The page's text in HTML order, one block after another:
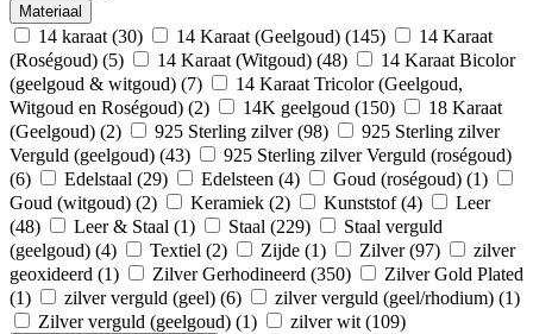
Materiaal
14 karaat (30) 14 Karaat (Geelgoud) (145)
14 Karaat
(Roségoud) (5) 14 Karaat (Witgoud) (48)
14 Karaat Bicolor
(geelgoud & witgoud) (7)
14 Karaat Tricolor (Geelgoud,
Witgoud en Roségoud) (2) 14K geelgoud (150)
18 Karaat
(Geelgoud) (2) 925 Sterling zilver(98)
925 Sterling zilver
Verguld (geelgoud) (43)
925 Sterling zilver Verguld (roségoud)
(6)
Edelstaal (29) Edelsteen (4) Goud (roségoud) (1)
Goud (witgoud) (2) Keramiek (2) Kunststof(4)
Leer
(48)
Leer & Staal (1) Staal (229)
Staal verguld
(geelgoud) (4) Textiel (2) Zijde (1) Zilver(97)
zilver
geoxideerd (1) Zilver Gerhodineerd (350)
Zilver Gold Plated
(1)
zilver verguld (geel) (6) zilver verguld (geel/rhodium) (1)
Zilver verguld (geelgoud) (1) zilver wit (109)